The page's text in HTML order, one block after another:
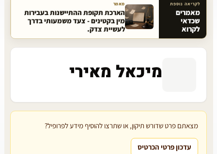
מאמרים קשורים באתר
לקריאה נוספת
מאמרים
שכדאי
לקרוא
מאמר
הארכת תקופת ההתיישנות בעבירות
מין בקטינים - צעד משמעותי בדרך
לעשיית צדק.
מיכאל מאירי
מצאתם פרט שדורש תיקון, או שתרצו להוסיף מידע לפרופיל?
עדכון פרטי הכרטיס